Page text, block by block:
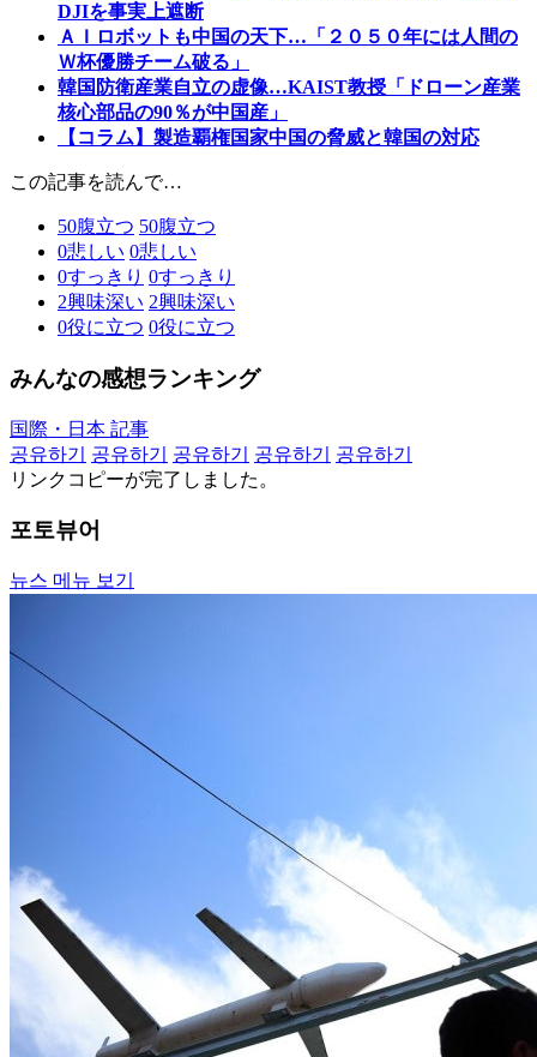
DJIを事実上遮断
ＡＩロボットも中国の天下…「２０５０年には人間の
Ｗ杯優勝チーム破る」
韓国防衛産業自立の虚像…KAIST教授「ドローン産業
核心部品の90％が中国産」
【コラム】製造覇権国家中国の脅威と韓国の対応
この記事を読んで…
50腹立つ 50腹立つ
0悲しい 0悲しい
0すっきり 0すっきり
2興味深い 2興味深い
0役に立つ 0役に立つ
みんなの感想ランキング
国際・日本 記事
공유하기
공유하기 공유하기 공유하기
공유하기
リンクコピーが完了しました。
포토뷰어
뉴스 메뉴 보기